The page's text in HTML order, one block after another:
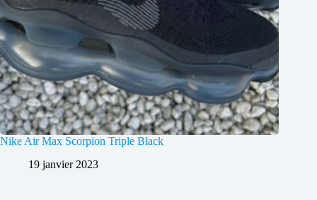
Nike Air Max Scorpion Triple Black
19 janvier 2023